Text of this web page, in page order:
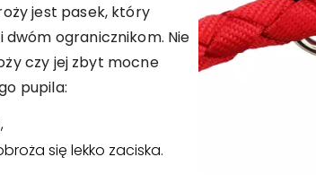
jest pasek, który
ogranicznikom. Nie
czy jej zbyt mocne
pupila:
się lekko zaciska.